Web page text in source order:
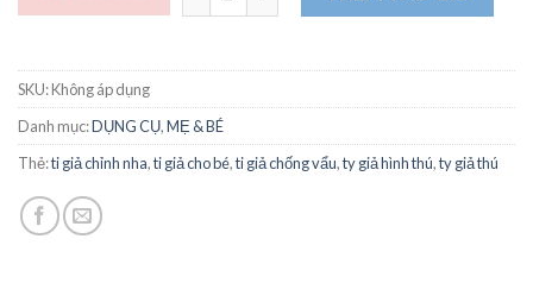
SKU:Không áp dụng
Danh mục:DỤNG CỤ,MẸ & BÉ
Thẻ:ti giả chỉnh nha,ti giả cho bé,ti giả chống vẩu,ty giả hình thú,ty giả thú